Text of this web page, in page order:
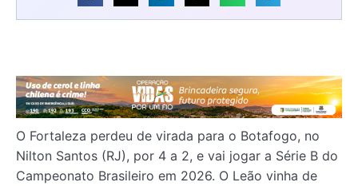
O Fortaleza perdeu de virada para o Botafogo, no
Nilton Santos (RJ), por 4 a 2, e vai jogar a Série B do
Campeonato Brasileiro em 2026. O Leão vinha de